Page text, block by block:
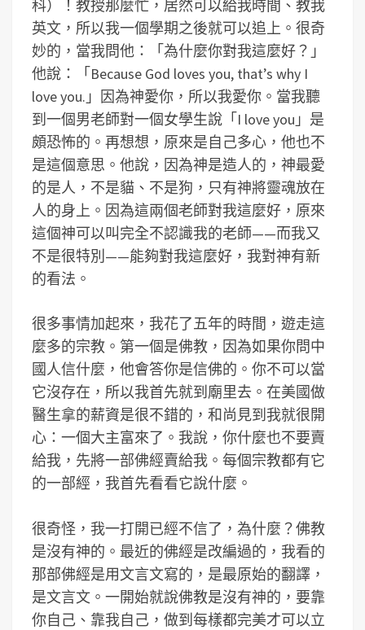
科）！教授那麼忙，居然可以給我時間、教我
英文，所以我一個學期之後就可以追上。很奇
妙的，當我問他：「為什麼你對我這麼好？」
他說：「Because God loves you, that’s why I
love you.」因為神愛你，所以我愛你。當我聽
到一個男老師對一個女學生說「I love you」是
頗恐怖的。再想想，原來是自己多心，他也不
是這個意思。他說，因為神是造人的，神最愛
的是人，不是貓、不是狗，只有神將靈魂放在
人的身上。因為這兩個老師對我這麼好，原來
這個神可以叫完全不認識我的老師——而我又
不是很特別——能夠對我這麼好，我對神有新
的看法。
很多事情加起來，我花了五年的時間，遊走這
麼多的宗教。第一個是佛教，因為如果你問中
國人信什麼，他會答你是信佛的。你不可以當
它沒存在，所以我首先就到廟里去。在美國做
醫生拿的薪資是很不錯的，和尚見到我就很開
心：一個大主富來了。我說，你什麼也不要賣
給我，先將一部佛經賣給我。每個宗教都有它
的一部經，我首先看看它說什麼。
很奇怪，我一打開已經不信了，為什麼？佛教
是沒有神的。最近的佛經是改編過的，我看的
那部佛經是用文言文寫的，是最原始的翻譯，
是文言文。一開始就說佛教是沒有神的，要靠
你自己、靠我自己，做到每樣都完美才可以立